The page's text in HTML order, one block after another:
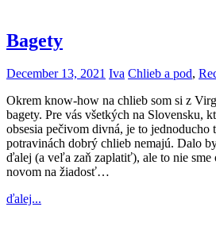
Bagety
December 13, 2021 Iva Chlieb a pod,
Okrem know-how na chlieb som si z
bagety. Pre vás všetkých na Slovensku,
obsesia pečivom divná, je to jednoducho
potravinách dobrý chlieb nemajú. Dalo
ďalej (a veľa zaň zaplatiť), ale to nie
novom na žiadosť…
ďalej...